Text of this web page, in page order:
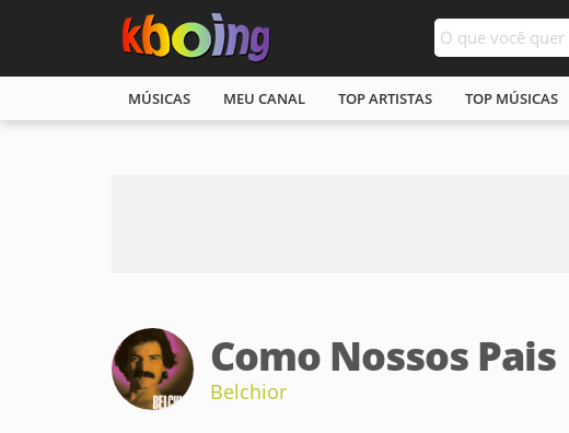
MÚSICAS MEU CANAL TOP ARTISTAS TOP MÚSICAS
Como Nossos Pais
Belchior